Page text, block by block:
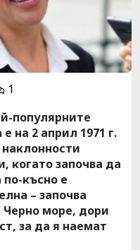
1
популярните
на 2 април 1971 г.
когато започва да
късно е
– започва
Черно море, дори
за да я наемат